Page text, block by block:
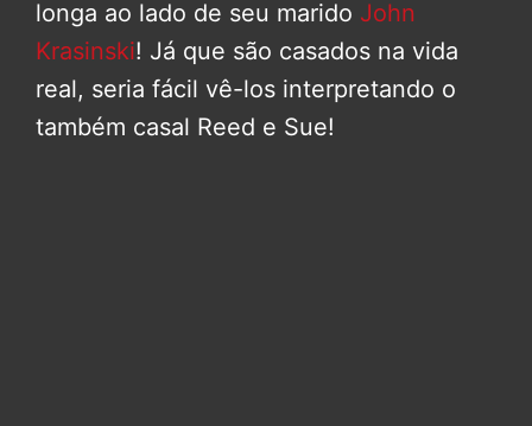
longa ao lado de seu marido John
Krasinski! Já que são casados na vida
real, seria fácil vê-los interpretando o
também casal Reed e Sue!